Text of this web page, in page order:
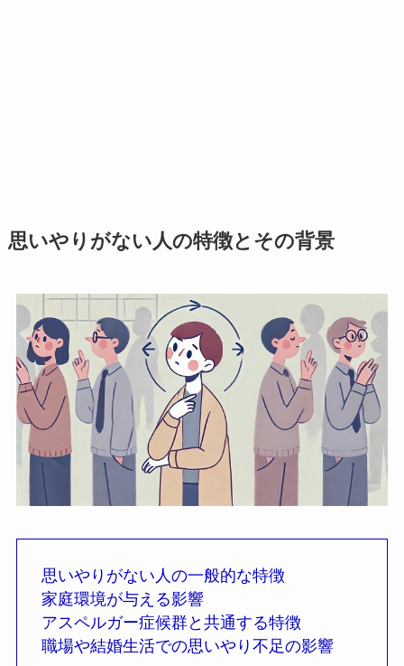
思いやりがない人の特徴とその背景
思いやりがない人の一般的な特徴
家庭環境が与える影響
アスペルガー症候群と共通する特徴
職場や結婚生活での思いやり不足の影響